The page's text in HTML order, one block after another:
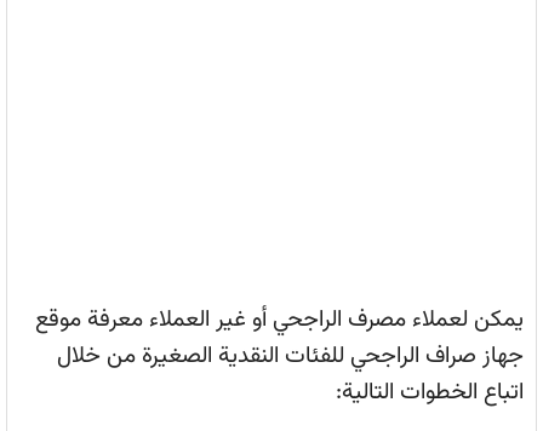
يمكن لعملاء مصرف الراجحي أو غير العملاء معرفة موقع
جهاز صراف الراجحي للفئات النقدية الصغيرة من خلال
اتباع الخطوات التالية: